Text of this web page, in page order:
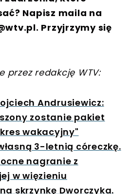
Napisz maila na
. Przyjrzymy się
przez redakcję WTV:
Andrusiewicz:
zostanie pakiet
wakacyjny"
3-letnią córeczkę.
nagranie z
w więzieniu
skrzynkę Dworczyka.